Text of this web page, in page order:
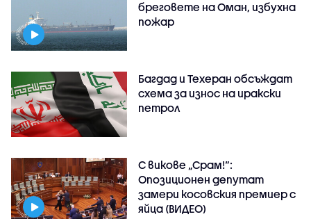
бреговете на Оман, избухна
пожар
Багдад и Техеран обсъждат
схема за износ на иракски
петрол
С викове „Срам!“:
Опозиционен депутат
замери косовския премиер с
яйца (ВИДЕО)